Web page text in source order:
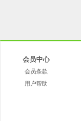
会员中心
会员条款
用户帮助